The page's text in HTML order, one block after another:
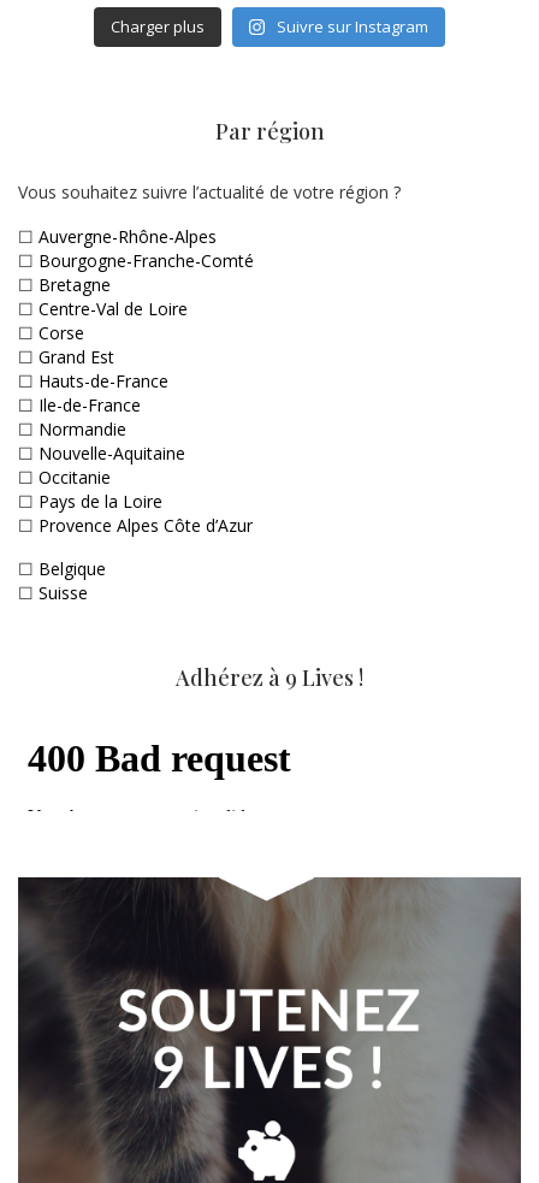
Charger plus Suivre sur Instagram
Par région
Vous souhaitez suivre l’actualité de votre région ?
☐ Auvergne-Rhône-Alpes
☐ Bourgogne-Franche-Comté
☐ Bretagne
☐ Centre-Val de Loire
☐ Corse
☐ Grand Est
☐ Hauts-de-France
☐ Ile-de-France
☐ Normandie
☐ Nouvelle-Aquitaine
☐ Occitanie
☐ Pays de la Loire
☐ Provence Alpes Côte d’Azur
☐ Belgique
☐ Suisse
Adhérez à 9 Lives !